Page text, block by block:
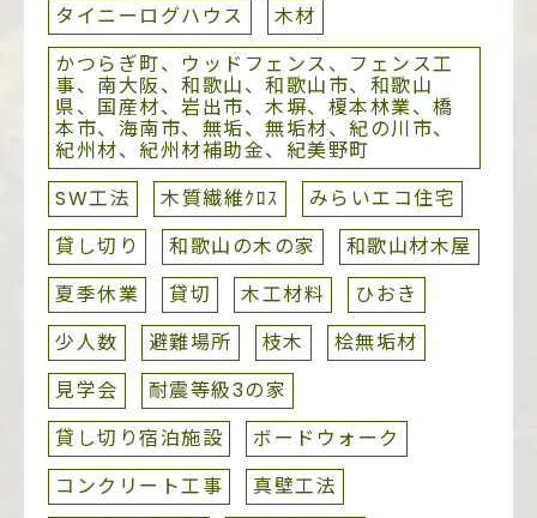
タイニーログハウス
木材
かつらぎ町、ウッドフェンス、フェンス工
事、南大阪、和歌山、和歌山市、和歌山
県、国産材、岩出市、木塀、榎本林業、橋
本市、海南市、無垢、無垢材、紀の川市、
紀州材、紀州材補助金、紀美野町
SW工法
木質繊維ｸﾛｽ
みらいエコ住宅
貸し切り
和歌山の木の家
和歌山材木屋
夏季休業
貸切 木工材料
ひおき
少人数
避難場所 枝木
桧無垢材
見学会
耐震等級3の家
貸し切り宿泊施設
ボードウォーク
コンクリート工事
真壁工法